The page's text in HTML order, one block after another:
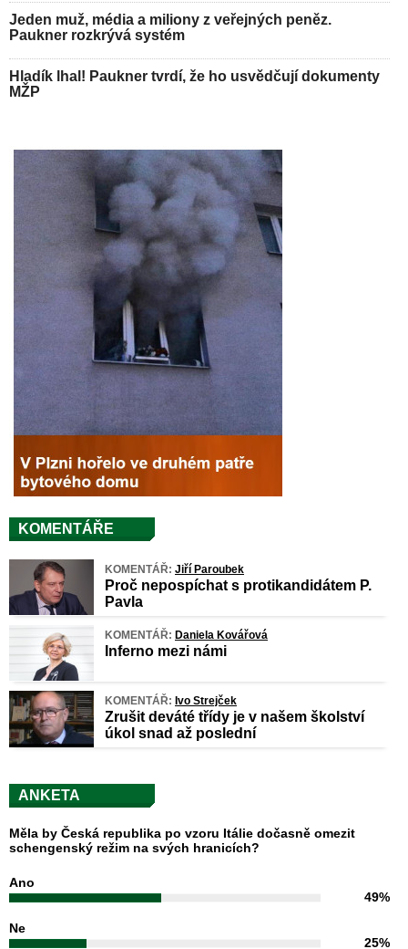
Jeden muž, média a miliony z veřejných peněz.
Paukner rozkrývá systém
Hladík lhal! Paukner tvrdí, že ho usvědčují dokumenty
MŽP
KOMENTÁŘE
KOMENTÁŘ: Jiří Paroubek
Proč nepospíchat s protikandidátem P.
Pavla
KOMENTÁŘ: Daniela Kovářová
Inferno mezi námi
KOMENTÁŘ: Ivo Strejček
Zrušit deváté třídy je v našem školství
úkol snad až poslední
ANKETA
Měla by Česká republika po vzoru Itálie dočasně omezit
schengenský režim na svých hranicích?
Ano
49%
Ne
25%